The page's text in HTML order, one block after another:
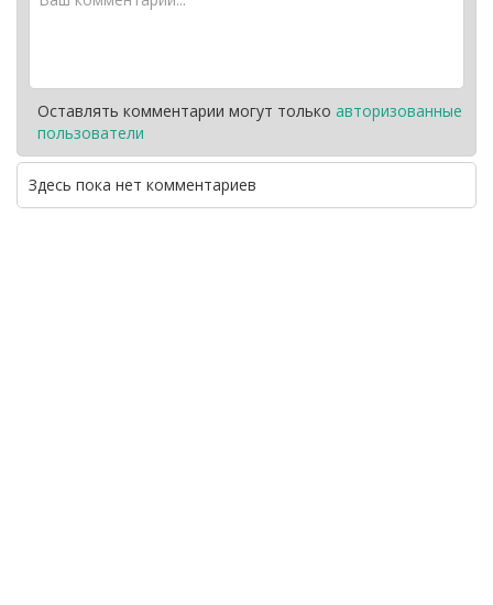
Оставлять комментарии могут только авторизованные
пользователи
Здесь пока нет комментариев